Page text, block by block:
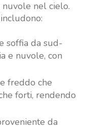
nel cielo.
soffia da sud-
e nuvole, con
freddo che
forti, rendendo
da